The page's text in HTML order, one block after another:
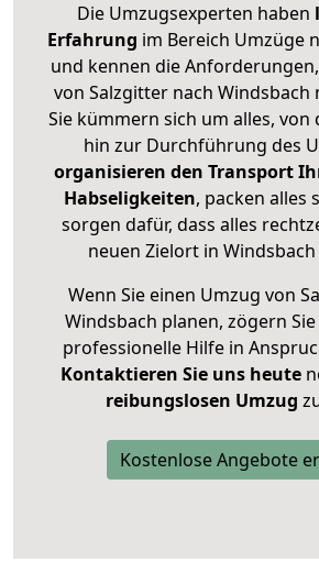
Die Umzugsexperten haben
Erfahrung im Bereich Umzüge
und kennen die
von Salzgitter nach
Sie kümmern sich um alles, von
hin zur Durchführung des
organisieren den Transport
Habseligkeiten, packen alles
sorgen dafür, dass alles
neuen Zielort in
Wenn Sie einen Umzug von
Windsbach planen, zögern
professionelle Hilfe in
Kontaktieren Sie uns heute
reibungslosen Umzug
Kostenlose Angebote